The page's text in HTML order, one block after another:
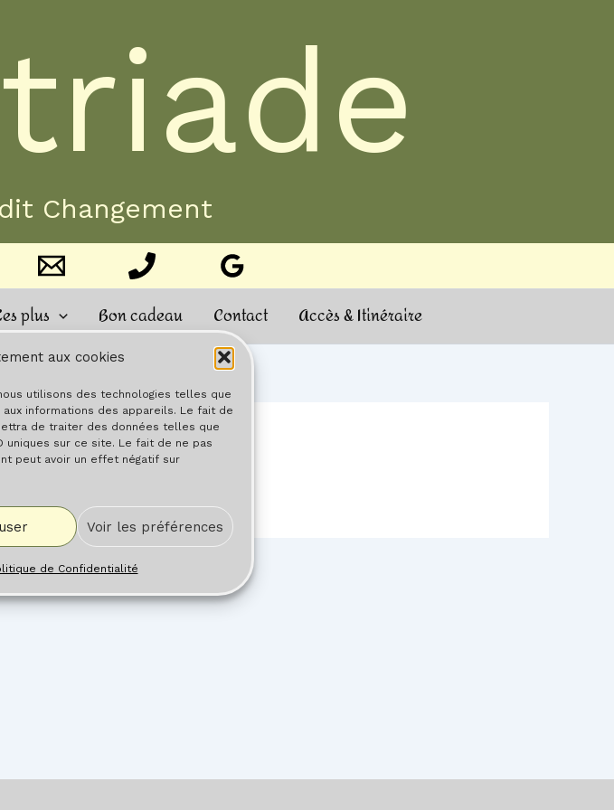
aux cookies
utilisons des technologies telles que
informations des appareils. Le fait de
de traiter des données telles que
uniques sur ce site. Le fait de ne pas
peut avoir un effet négatif sur
Voir les préférences
de Confidentialité
Changement
plus Bon cadeau Contact Accès & Itinéraire